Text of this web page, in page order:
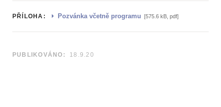
PŘÍLOHA: Pozvánka včetně programu [575.6 kB, pdf]
PUBLIKOVÁNO: 18.9.20